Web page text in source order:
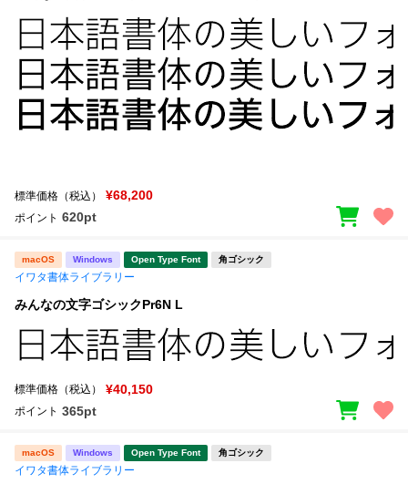
標準価格（税込） ¥68,200
ポイント 620pt
macOS Windows Open Type Font 角ゴシック
イワタ書体ライブラリー
みんなの文字ゴシックPr6N L
標準価格（税込） ¥40,150
ポイント 365pt
macOS Windows Open Type Font 角ゴシック
イワタ書体ライブラリー